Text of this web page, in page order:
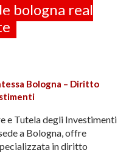
bologna real
Bologna – Diritto
e Tutela degli Investimenti
a Bologna, offre
in diritto